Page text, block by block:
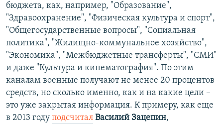
бюджета, как, например, "Образование",
"Здравоохранение", "Физическая культура и спорт",
"Общегосударственные вопросы", "Социальная
политика", "Жилищно-коммунальное хозяйство",
"Экономика", "Межбюджетные трансферты", "СМИ"
и даже "Культура и кинематография". По этим
каналам военные получают не менее 20 процентов
средств, но сколько именно, как и на какие цели –
это уже закрытая информация. К примеру, как еще
в 2013 году подсчитал Василий Зацепин,